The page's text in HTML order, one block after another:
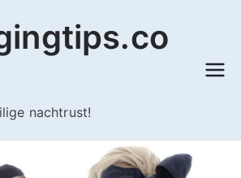
nachtrust!